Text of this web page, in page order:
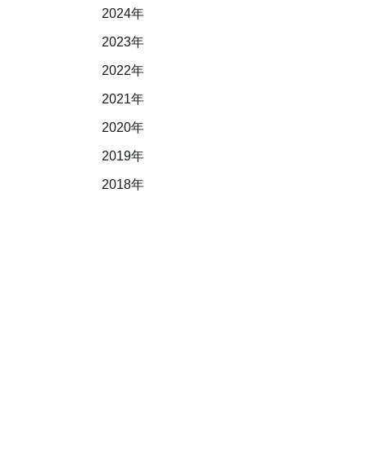
2024年
2023年
2022年
2021年
2020年
2019年
2018年